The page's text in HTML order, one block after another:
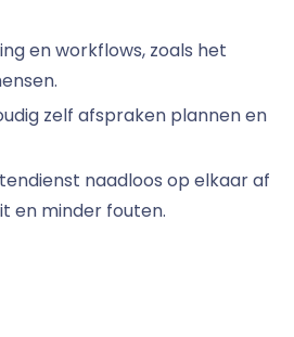
en workflows, zoals het
zelf afspraken plannen en
naadloos op elkaar af
en minder fouten.